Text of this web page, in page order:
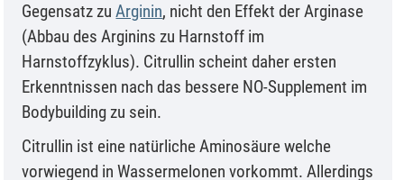
Gegensatz zuArginin, nicht den Effekt der Arginase
(Abbau des Arginins zu Harnstoff im
Harnstoffzyklus). Citrullin scheint daher ersten
Erkenntnissen nach das bessere NO-Supplement im
Bodybuilding zu sein.
Citrullin ist eine natürliche Aminosäure welche
vorwiegend in Wassermelonen vorkommt. Allerdings